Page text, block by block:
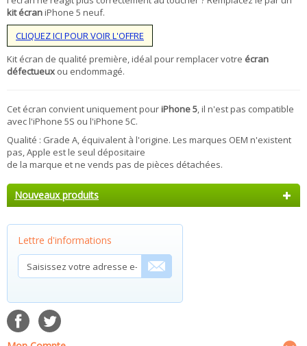
kit écraniPhone 5 neuf.
CLIQUEZ ICI POUR VOIR L'OFFRE
Kit écran de qualité première, idéal pour remplacer votre écran
défectueux ou endommagé.
Cet écran convient uniquement pouriPhone 5, il n'est pas compatible
avec l'iPhone 5S ou l'iPhone 5C.
Qualité : Grade A, équivalent à l'origine. Les marques OEM n'existent
pas, Apple est le seul dépositaire
de la marque et ne vends pas de pièces détachées.
Nouveaux produits
Lettre d'informations